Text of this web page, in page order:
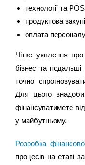
технології та
продуктова
оплата
Чітке уявлення
бізнес та
точно
Для цього
фінансуватимете
у майбутньому.
Розробка
процесів на етапі